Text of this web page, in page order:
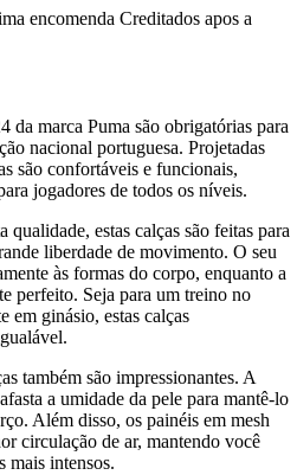
encomenda Creditados apos a
da marca Puma são obrigatórias para
nacional portuguesa. Projetadas
são confortáveis e funcionais,
jogadores de todos os níveis.
qualidade, estas calças são feitas para
liberdade de movimento. O seu
às formas do corpo, enquanto a
perfeito. Seja para um treino no
em ginásio, estas calças
também são impressionantes. A
a umidade da pele para mantê-lo
Além disso, os painéis em mesh
circulação de ar, mantendo você
mais intensos.